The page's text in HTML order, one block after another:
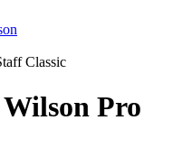
Classic
Pro